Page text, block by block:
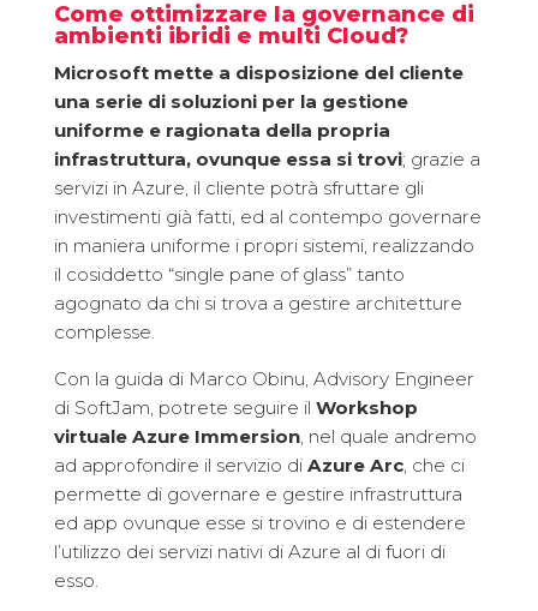
Come ottimizzare la governance di
ambienti ibridi e multi Cloud?
Microsoft mette a disposizione del cliente
una serie di soluzioni per la gestione
uniforme e ragionata della propria
infrastruttura, ovunque essa si trovi; grazie a
servizi in Azure, il cliente potrà sfruttare gli
investimenti già fatti, ed al contempo governare
in maniera uniforme i propri sistemi, realizzando
il cosiddetto “single pane of glass” tanto
agognato da chi si trova a gestire architetture
complesse.
Con la guida di Marco Obinu, Advisory Engineer
di SoftJam, potrete seguire il Workshop
virtuale Azure Immersion, nel quale andremo
ad approfondire il servizio di Azure Arc, che ci
permette di governare e gestire infrastruttura
ed app ovunque esse si trovino e di estendere
l’utilizzo dei servizi nativi di Azure al di fuori di
esso.